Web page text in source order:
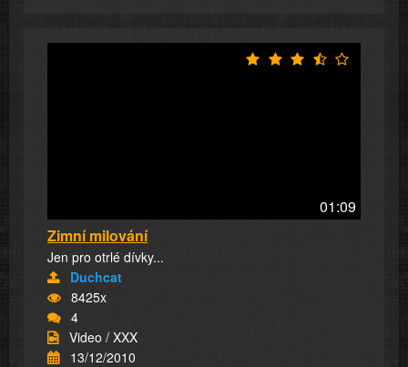
01:09
Zimní milování
Jen pro otrlé dívky...
Duchcat
8425x
4
Video / XXX
13/12/2010